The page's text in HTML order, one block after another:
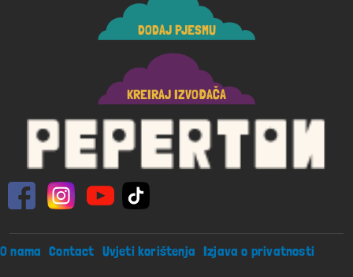
DODAJ PJESMU
KREIRAJ IZVOĐAČA
Footer menu
O nama Contact Uvjeti korištenja Izjava o privatnosti